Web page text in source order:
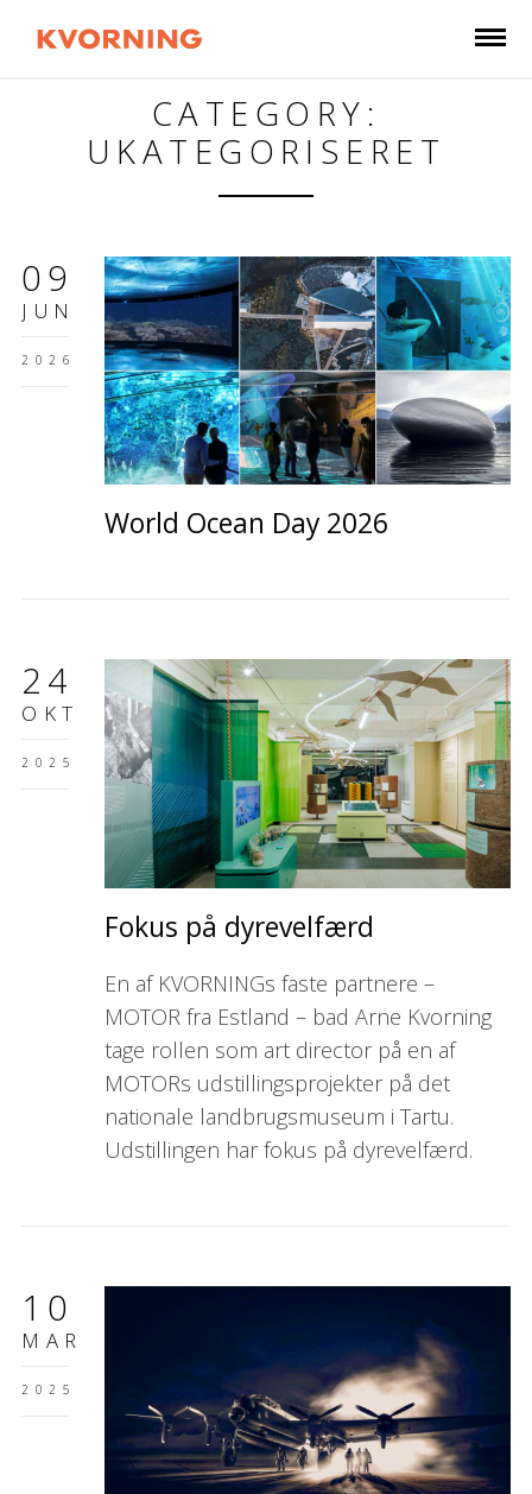
CATEGORY:
UKATEGORISERET
09
JUN
2026
World Ocean Day 2026
24
OKT
2025
Fokus på dyrevelfærd
En af KVORNINGs faste partnere –
MOTOR fra Estland – bad Arne Kvorning
tage rollen som art director på en af
MOTORs udstillingsprojekter på det
nationale landbrugsmuseum i Tartu.
Udstillingen har fokus på dyrevelfærd.
10
MAR
2025